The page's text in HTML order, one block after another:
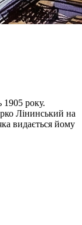
року.
Лінинський на
видається йому